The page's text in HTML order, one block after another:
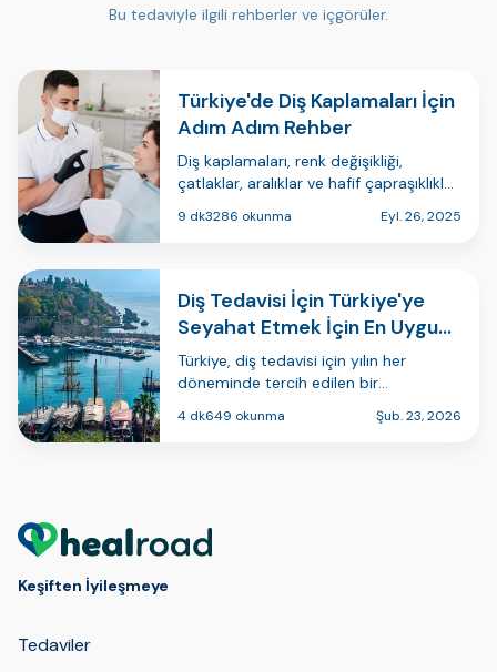
Bu tedaviyle ilgili rehberler ve içgörüler.
Türkiye'de Diş Kaplamaları İçin
Adım Adım Rehber
Diş kaplamaları, renk değişikliği,
çatlaklar, aralıklar ve hafif çapraşıklıklar
dönüştürmek için tercih edilen popüler
9 dk3286 okunma Eyl. 26, 2025
Diş Tedavisi İçin Türkiye'ye
Seyahat Etmek İçin En Uygun
Zaman Ne Zaman?
Türkiye, diş tedavisi için yılın her
döneminde tercih edilen bir
için en uygun zaman genellikle tek bir
4 dk649 okunma Şub. 23, 2026
Keşiften İyileşmeye
Tedaviler